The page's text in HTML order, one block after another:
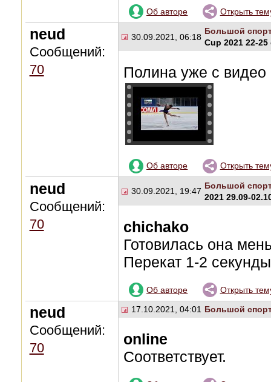
Об авторе Открыть
neud
Сообщений:
70
30.09.2021, 06:18
Большой
Cup 2021 22-
Полина уже с
Об авторе Открыть
neud
Сообщений:
70
30.09.2021, 19:47
Большой
2021 29.09-
chichako
Готовилась она
Перекат 1-2 секунды
Об авторе Открыть
neud
Сообщений:
70
17.10.2021, 04:01 Большой
online
Соответствует.